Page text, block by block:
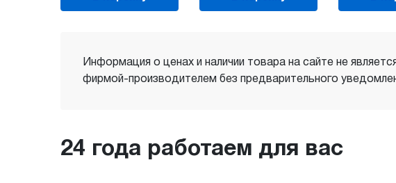
Информация о ценах и наличии товара на сайте не
фирмой-производителем без предварительного
24 года работаем для вас